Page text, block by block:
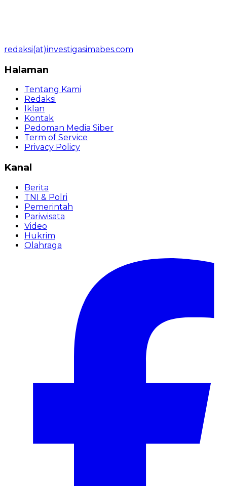
redaksi(at)investigasimabes.com
Halaman
Tentang Kami
Redaksi
Iklan
Kontak
Pedoman Media Siber
Term of Service
Privacy Policy
Kanal
Berita
TNI & Polri
Pemerintah
Pariwisata
Video
Hukrim
Olahraga